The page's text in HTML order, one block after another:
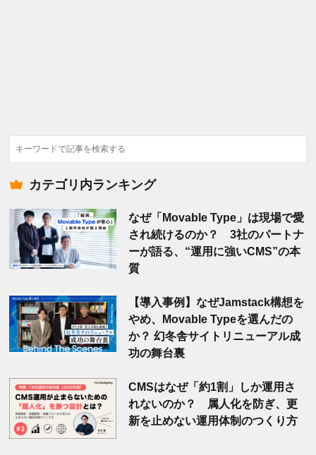
検
索
カテゴリ内ランキング
なぜ「Movable Type」は現場で愛
され続けるのか？ 3社のパートナ
ーが語る、“運用に強いCMS”の本
質
【導入事例】なぜJamstack構想を
やめ、Movable Typeを選んだの
か？ 幻冬舎サイトリニューアル成
功の舞台裏
CMSはなぜ「約1割」しか運用さ
れないのか？ 属人化を防ぎ、更
新を止めない運用体制のつくり方